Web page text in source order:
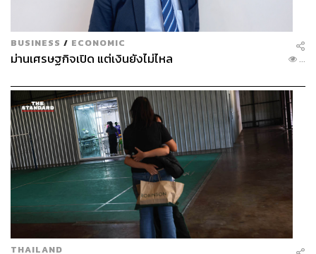
BUSINESS / ECONOMIC
ม่านเศรษฐกิจเปิด แต่เงินยังไม่ไหล ...
THAILAND